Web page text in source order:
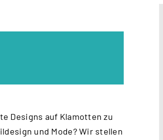
Designs auf Klamotten zu
und Mode? Wir stellen